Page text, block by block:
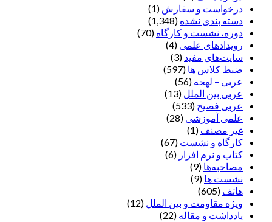
درخواست و سفارش (1)
دسته بندی نشده (1,348)
دوره، نشست و کارگاه (70)
رویدادهای علمی (4)
سایت‌های مفید (3)
ضبط کلاس ها (597)
عربی – لهجه (56)
عربی بین الملل (13)
عربی فصیح (533)
علمی آموزشی (28)
غير مصنف (1)
کارگاه و نشست (67)
کتاب و نرم افزار (6)
مصاحبه‌ها (9)
نشست ها (9)
هاتف (605)
ویژه مقاومت و بین الملل (12)
یادداشت‌ و مقاله (22)